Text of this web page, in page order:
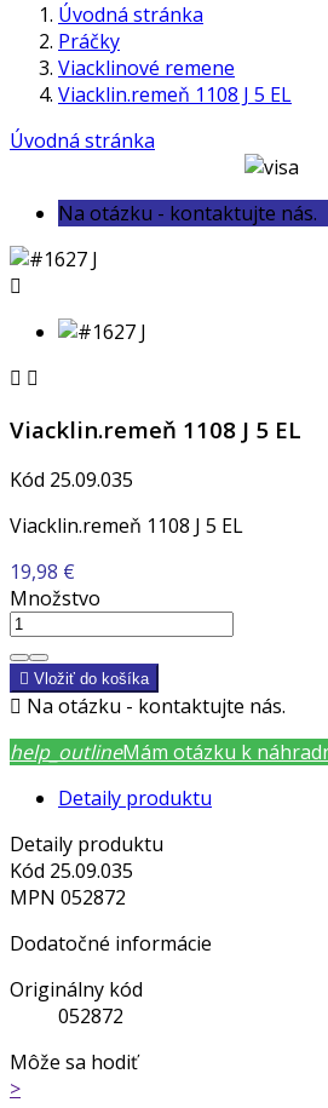
Úvodná stránka
Práčky
Viacklinové remene
Viacklin.remeň 1108 J 5 EL
Úvodná stránka
Na otázku - kontaktujte nás.

 
Viacklin.remeň 1108 J 5 EL
Kód 25.09.035
Viacklin.remeň 1108 J 5 EL
19,98 €
Množstvo
 Vložiť do košíka
 Na otázku - kontaktujte nás.
help_outlineMám otázku k
Detaily produktu
Detaily produktu
Kód 25.09.035
MPN 052872
Dodatočné informácie
Originálny kód
052872
Môže sa hodiť
>